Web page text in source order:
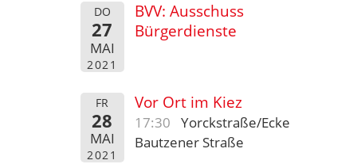
DO
27
MAI
2021
BVV: Ausschuss
Bürgerdienste
FR
28
MAI
2021
Vor Ort im Kiez
17:30
Yorckstraße/Ecke
Bautzener Straße